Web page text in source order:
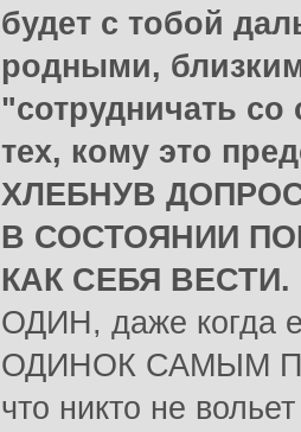
будет с тобой
родными,
"сотрудничать
тех, кому это
ХЛЕБНУВ
В СОСТОЯНИИ
КАК СЕБЯ ВЕСТИ.
ОДИН, даже когда
ОДИНОК САМЫМ
что никто не